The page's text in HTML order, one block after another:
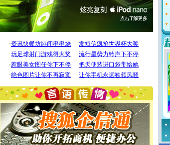
[圣诞节]圣诞节到了，想想没什么送给你的，又不打算给
你太多，只有给你五千万：千万快乐！千万要健康！千万
要平安！千万要知足！千万不要忘记我！
能正大光明地骚扰你,告诉你,圣诞要快乐!新年要快乐!天
天都要快乐噢!
[圣诞节]奉上一颗祝福的心,在这个特别的日子里,愿幸福,
如意,快乐,鲜花,一切美好的祝愿与你同在.圣诞快乐!
[元旦]看到你我会触电；看不到你我要充电；没有你我会
断电。爱你是我职业，想你是我事业，抱你是我特长，吻
你是我专业！水晶之恋祝你新年快乐